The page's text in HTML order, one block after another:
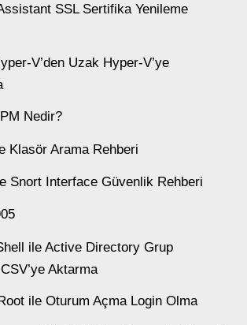
SSL Sertifika Yenileme
V’den Uzak Hyper-V’ye
Nedir?
Klasör Arama Rehberi
Snort Interface Güvenlik Rehberi
ile Active Directory Grup
Aktarma
ile Oturum Açma Login Olma